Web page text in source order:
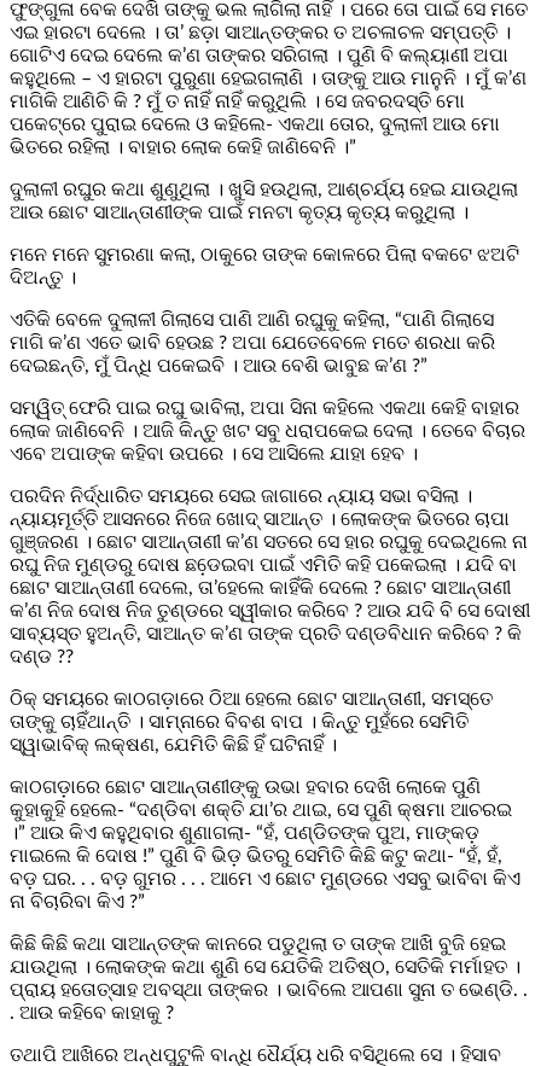
ଫୁଙ୍ଗୁଳା ବେକ ଦେଖି ତାଙ୍କୁ ଭଲ ଲାଗିଲା ନାହିଁ । ପରେ ତୋ ପାଇଁ ସେ ମତେ
ଏଇ ହାରଟା ଦେଲେ । ତା’ ଛଡ଼ା ସାଆନ୍ତଙ୍କର ତ ଅଚଳାଚଳ ସମ୍ପତ୍ତି ।
ଗୋଟିଏ ଦେଇ ଦେଲେ କ’ଣ ତାଙ୍କର ସରିଗଲା । ପୁଣି ବି କଲ୍ୟାଣୀ ଅପା
କହୁଥିଲେ – ଏ ହାରଟା ପୁରୁଣା ହେଇଗଲାଣି । ତାଙ୍କୁ ଆଉ ମାନୁନି । ମୁଁ କ’ଣ
ମାଗିକି ଆଣିଚି କି ? ମୁଁ ତ ନାହିଁ ନାହିଁ କରୁଥିଲି । ସେ ଜବରଦସ୍ତି ମୋ
ପକେଟ୍‌ରେ ପୁରାଇ ଦେଲେ ଓ କହିଲେ- ଏକଥା ତୋର, ଦୁଲାଳୀ ଆଉ ମୋ
ଭିତରେ ରହିଲା । ବାହାର ଲୋକ କେହି ଜାଣିବେନି ।”
ଦୁଲାଳୀ ରଘୁର କଥା ଶୁଣୁଥିଲା । ଖୁସି ହଉଥିଲା, ଆଶ୍ଚର୍ଯ୍ୟ ହେଇ ଯାଉଥିଲା
ଆଉ ଛୋଟ ସାଆନ୍ତାଣୀଙ୍କ ପାଇଁ ମନଟା କୃତ୍ୟ କୃତ୍ୟ କରୁଥିଲା ।
ମନେ ମନେ ସୁମରଣା କଲା, ଠାକୁରେ ତାଙ୍କ କୋଳରେ ପିଲା ବକଟେ ଝଅଟି
ଦିଅନ୍ତୁ ।
ଏତିକି ବେଳେ ଦୁଲାଳୀ ଗିଲାସେ ପାଣି ଆଣି ରଘୁକୁ କହିଲା, “ପାଣି ଗିଲାସେ
ମାଗି କ’ଣ ଏତେ ଭାବି ହେଉଛ ? ଅପା ଯେତେବେଳେ ମତେ ଶରଧା କରି
ଦେଇଛନ୍ତି, ମୁଁ ପିନ୍ଧି ପକେଇବି । ଆଉ ବେଶି ଭାବୁଛ କ’ଣ ?”
ସମ୍ୱିତ୍ ଫେରି ପାଇ ରଘୁ ଭାବିଲା, ଅପା ସିନା କହିଲେ ଏକଥା କେହି ବାହାର
ଲୋକ ଜାଣିବେନି । ଆଜି କିନ୍ତୁ ଖଟ ସବୁ ଧରାପକେଇ ଦେଲା । ତେବେ ବିଚାର
ଏବେ ଅପାଙ୍କ କହିବା ଉପରେ । ସେ ଆସିଲେ ଯାହା ହେବ ।
ପରଦିନ ନିର୍ଦ୍ଧାରିତ ସମୟରେ ସେଇ ଜାଗାରେ ନ୍ୟାୟ ସଭା ବସିଲା ।
ନ୍ୟାୟମୂର୍ତ୍ତି ଆସନରେ ନିଜେ ଖୋଦ୍ ସାଆନ୍ତ । ଲୋକଙ୍କ ଭିତରେ ଚାପା
ଗୁଞ୍ଜରଣ । ଛୋଟ ସାଆନ୍ତାଣୀ କ’ଣ ସତରେ ସେ ହାର ରଘୁକୁ ଦେଇଥିଲେ ନା
ରଘୁ ନିଜ ମୁଣ୍ଡରୁ ଦୋଷ ଛଡେ଼ଇବା ପାଇଁ ଏମିତି କହି ପକେଇଲା । ଯଦି ବା
ଛୋଟ ସାଆନ୍ତାଣୀ ଦେଲେ, ତା’ହେଲେ କାହିଁକି ଦେଲେ ? ଛୋଟ ସାଆନ୍ତାଣୀ
କ’ଣ ନିଜ ଦୋଷ ନିଜ ତୁଣ୍ଡରେ ସ୍ୱୀକାର କରିବେ ? ଆଉ ଯଦି ବି ସେ ଦୋଷୀ
ସାବ୍ୟସ୍ତ ହୁଅନ୍ତି, ସାଆନ୍ତ କ’ଣ ତାଙ୍କ ପ୍ରତି ଦଣ୍ଡବିଧାନ କରିବେ ? କି
ଦଣ୍ଡ ??
ଠିକ୍ ସମୟରେ କାଠଗଡ଼ାରେ ଠିଆ ହେଲେ ଛୋଟ ସାଆନ୍ତାଣୀ, ସମସ୍ତେ
ତାଙ୍କୁ ଚାହିଁଥାନ୍ତି । ସାମ୍ନାରେ ବିବଶ ବାପ । କିନ୍ତୁ ମୁହଁରେ ସେମିତି
ସ୍ୱାଭାବିକ୍ ଲକ୍ଷଣ, ଯେମିତି କିଛି ହିଁ ଘଟିନାହିଁ ।
କାଠଗଡ଼ାରେ ଛୋଟ ସାଆନ୍ତାଣୀଙ୍କୁ ଉଭା ହବାର ଦେଖି ଲୋକେ ପୁଣି
କୁହାକୁହି ହେଲେ- “ଦଣ୍ଡିବା ଶକ୍ତି ଯା’ର ଥାଇ, ସେ ପୁଣି କ୍ଷମା ଆଚରଇ
।” ଆଉ କିଏ କହୁଥିବାର ଶୁଣାଗଲା- “ହଁ, ପଣ୍ଡିତଙ୍କ ପୁଅ, ମାଙ୍କଡ଼
ମାଇଲେ କି ଦୋଷ !” ପୁଣି ବି ଭିଡ଼ ଭିତରୁ ସେମିତି କିଛି କଟୁ କଥା- “ହଁ, ହଁ,
ବଡ଼ ଘର. . . ବଡ଼ ଗୁମର . . . ଆମେ ଏ ଛୋଟ ମୁଣ୍ଡରେ ଏସବୁ ଭାବିବା କିଏ
ନା ବିଚାରିବା କିଏ ?”
କିଛି କିଛି କଥା ସାଆନ୍ତଙ୍କ କାନରେ ପଡୁଥିଲା ତ ତାଙ୍କ ଆଖି ବୁଜି ହେଇ
ଯାଉଥିଲା । ଲୋକଙ୍କ କଥା ଶୁଣି ସେ ଯେତିକି ଅତିଷ୍ଠ, ସେତିକି ମର୍ମାହତ ।
ପ୍ରାୟ ହତୋତ୍ସାହ ଅବସ୍ଥା ତାଙ୍କର । ଭାବିଲେ ଆପଣା ସୁନା ତ ଭେଣ୍ଡି. .
. ଆଉ କହିବେ କାହାକୁ ?
ତଥାପି ଆଖିରେ ଅନ୍ଧପୁଟୁଳି ବାନ୍ଧି ଧୈର୍ଯ୍ୟ ଧରି ବସିଥିଲେ ସେ । ହିସାବ